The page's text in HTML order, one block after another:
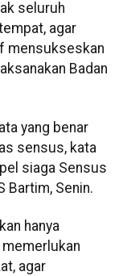
seluruh
agar
mensukseskan
Badan
yang benar
sensus, kata
siaga Sensus
Bartim, Senin.
hanya
agar